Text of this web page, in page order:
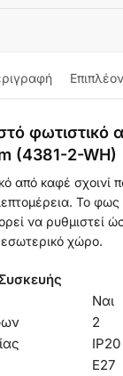
φωτιστικό
(4381-2-WH)
από καφέ σχοινί
Το φως
να ρυθμιστεί
εσωτερικό χώρο.
Ναι
2
IP20
Ε27